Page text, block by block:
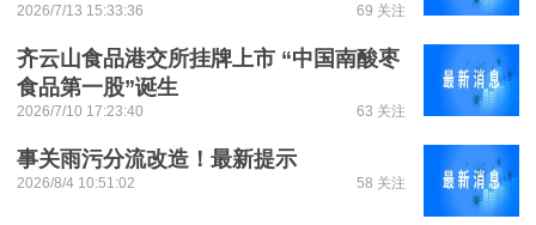
2026/7/13 15:33:36 69 关注
齐云山食品港交所挂牌上市 “中国南酸枣
食品第一股”诞生
2026/7/10 17:23:40 63 关注
事关雨污分流改造！最新提示
2026/8/4 10:51:02 58 关注